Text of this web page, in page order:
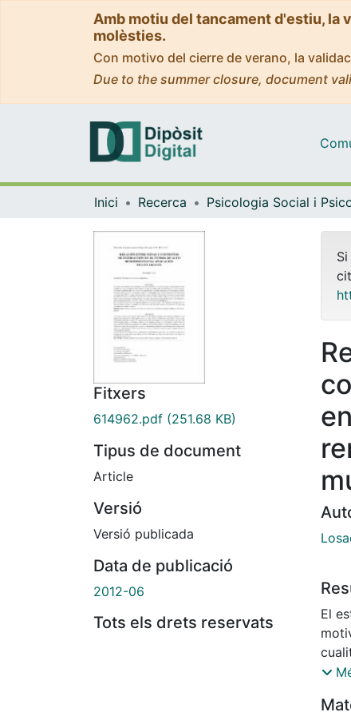
Amb motiu del tancament d'estiu, la
molèsties.
Con motivo del cierre de verano, la
Due to the summer closure, document
Inici Recerca
Fitxers
614962.pdf (251.68 KB)
Tipus de document
Article
Versió
Versió publicada
Data de publicació
2012-06
Tots els drets reservats
El